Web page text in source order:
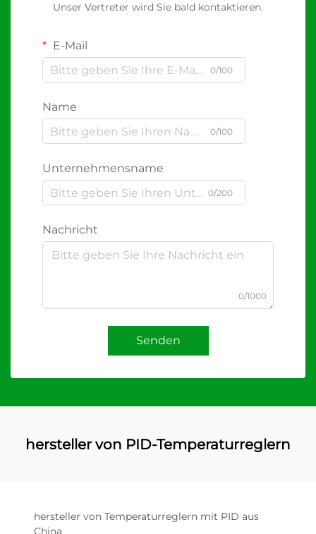
Unser Vertreter wird Sie bald kontaktieren.
E-Mail
0/100
Name
0/100
Unternehmensname
0/200
Nachricht
0/1000
Senden
hersteller von PID-Temperaturreglern
hersteller von Temperaturreglern mit PID aus
China